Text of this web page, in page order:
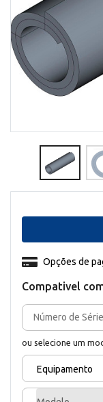
Compativel
ou selecione um
Equipamento
Opções de